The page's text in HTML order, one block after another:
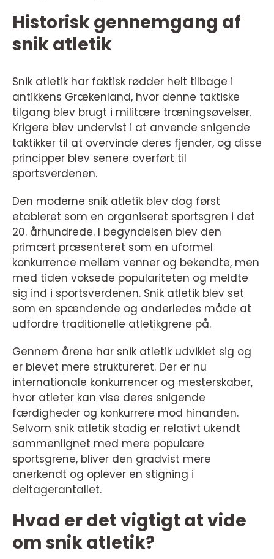
Historisk gennemgang af
snik atletik
Snik atletik har faktisk rødder helt tilbage i
antikkens Grækenland, hvor denne taktiske
tilgang blev brugt i militære træningsøvelser.
Krigere blev undervist i at anvende snigende
taktikker til at overvinde deres fjender, og disse
principper blev senere overført til
sportsverdenen.
Den moderne snik atletik blev dog først
etableret som en organiseret sportsgren i det
20. århundrede. I begyndelsen blev den
primært præsenteret som en uformel
konkurrence mellem venner og bekendte, men
med tiden voksede populariteten og meldte
sig ind i sportsverdenen. Snik atletik blev set
som en spændende og anderledes måde at
udfordre traditionelle atletikgrene på.
Gennem årene har snik atletik udviklet sig og
er blevet mere struktureret. Der er nu
internationale konkurrencer og mesterskaber,
hvor atleter kan vise deres snigende
færdigheder og konkurrere mod hinanden.
Selvom snik atletik stadig er relativt ukendt
sammenlignet med mere populære
sportsgrene, bliver den gradvist mere
anerkendt og oplever en stigning i
deltagerantallet.
Hvad er det vigtigt at vide
om snik atletik?